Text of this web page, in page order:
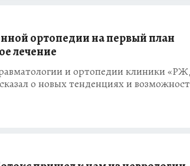
ортопедии на первый план
лечение
и ортопедии клиники
о новых тенденциях и